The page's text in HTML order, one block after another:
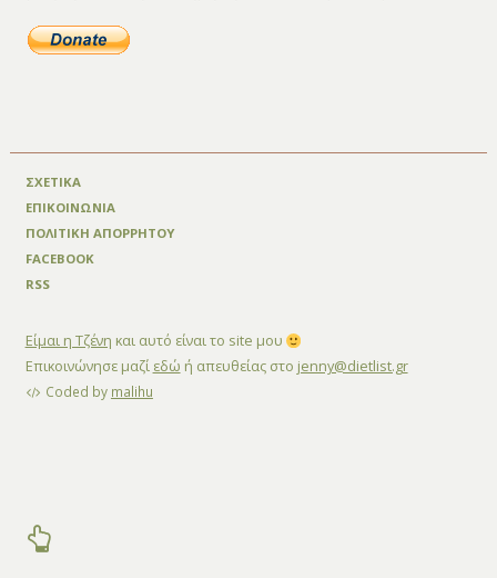
ΣΧΕΤΙΚΑ
ΕΠΙΚΟΙΝΩΝΙΑ
ΠΟΛΙΤΙΚΗ ΑΠΟΡΡΗΤΟΥ
FACEBOOK
RSS
Είμαι η Τζένη και αυτό είναι το site μου
Επικοινώνησε μαζί εδώ ή απευθείας στο jenny@dietlist.gr
Coded by malihu